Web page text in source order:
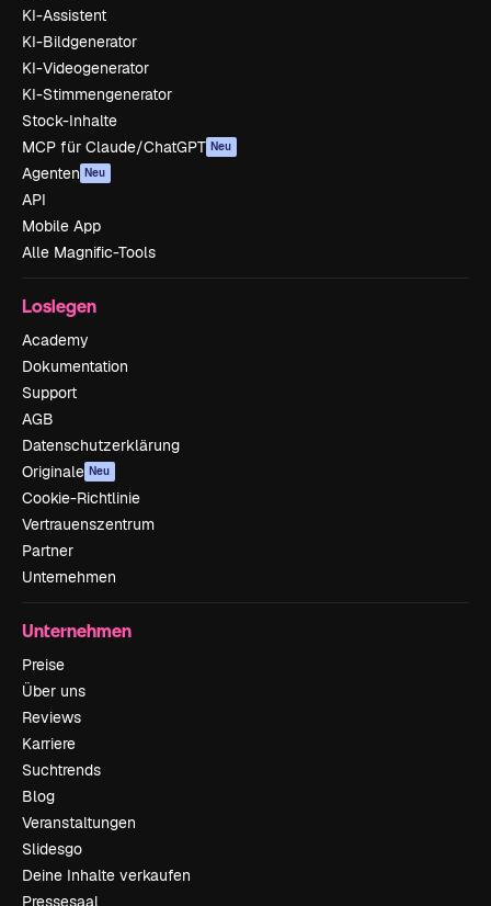
KI-Assistent
KI-Bildgenerator
KI-Videogenerator
KI-Stimmengenerator
Stock-Inhalte
MCP für Claude/ChatGPT Neu
Agenten Neu
API
Mobile App
Alle Magnific-Tools
Loslegen
Academy
Dokumentation
Support
AGB
Datenschutzerklärung
Originale Neu
Cookie-Richtlinie
Vertrauenszentrum
Partner
Unternehmen
Unternehmen
Preise
Über uns
Reviews
Karriere
Suchtrends
Blog
Veranstaltungen
Slidesgo
Deine Inhalte verkaufen
Pressesaal